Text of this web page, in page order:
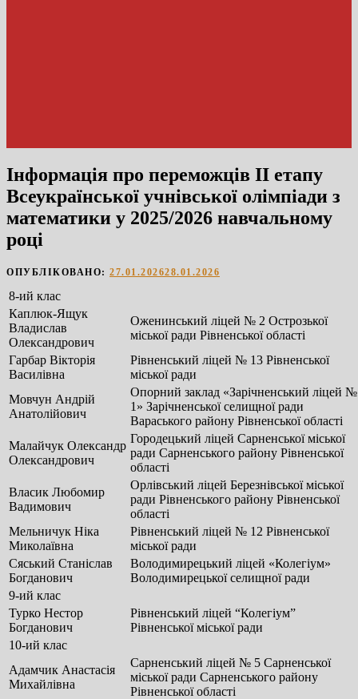
Інформація про переможців ІІ етапу
Всеукраїнської учнівської олімпіади з
математики у 2025/2026 навчальному
році
ОПУБЛІКОВАНО: 27.01.202628.01.2026
8-ий клас
Каплюк-Ящук
Владислав
Олександрович
Оженинський ліцей № 2 Острозької
міської ради Рівненської області
Гарбар Вікторія
Василівна
Рівненський ліцей № 13 Рівненської
міської ради
Мовчун Андрій
Анатолійович
Опорний заклад «Зарічненський ліцей №
1» Зарічненської селищної ради
Вараського району Рівненської області
Малайчук Олександр
Олександрович
Городецький ліцей Сарненської міської
ради Сарненського району Рівненської
області
Власик Любомир
Вадимович
Орлівський ліцей Березнівської міської
ради Рівненського району Рівненської
області
Мельничук Ніка
Миколаївна
Рівненський ліцей № 12 Рівненської
міської ради
Сяський Станіслав
Богданович
Володимирецький ліцей «Колегіум»
Володимирецької селищної ради
9-ий клас
Турко Нестор
Богданович
Рівненський ліцей “Колегіум”
Рівненської міської ради
10-ий клас
Адамчик Анастасія
Михайлівна
Сарненський ліцей № 5 Сарненської
міської ради Сарненського району
Рівненської області